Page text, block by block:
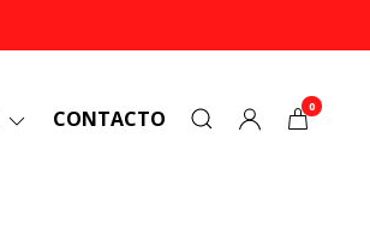
CONTACTO 0